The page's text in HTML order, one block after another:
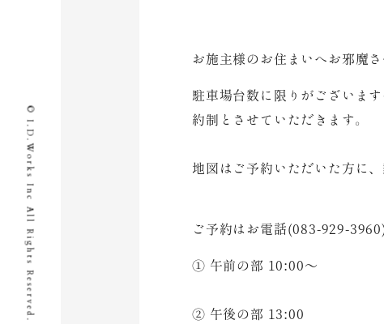
お施主様のお住まいへお邪魔
駐車場台数に限りがございま
約制とさせていただきます。
地図はご予約いただいた方に
ご予約はお電話(083-929-3960)
① 午前の部 10:00～
② 午後の部 13:00
© I.D.Works Inc All Rights Reserved.